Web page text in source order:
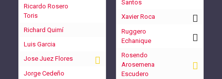
Ricardo Rosero
Toris
Richard Quimí
Luis Garcia
Jose Juez Flores
Jorge Cedeño
Santos
Xavier Roca
Ruggero
Echanique
Rosendo
Arosemena
Escudero